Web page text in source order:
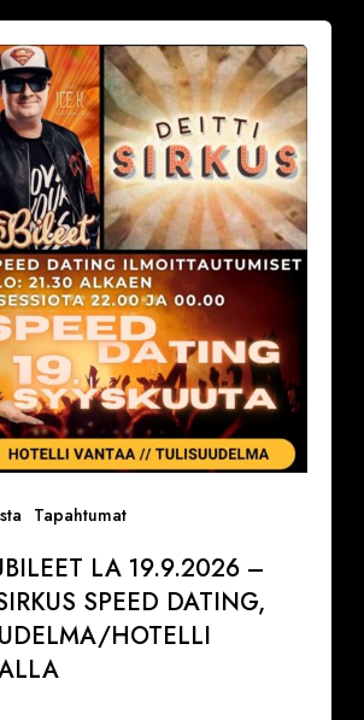
Tapahtumat
LA 19.9.2026 –
SPEED DATING,
HOTELLI